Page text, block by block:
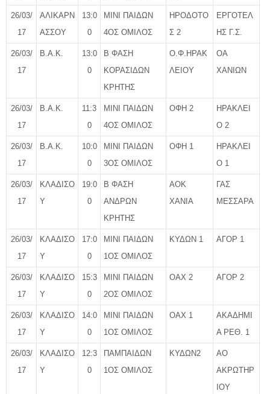
26/03/
17
ΑΛΙΚΑΡΝ
ΑΣΣΟΥ
13:0
0
ΜΙΝΙ ΠΑΙΔΩΝ
4ΟΣ ΟΜΙΛΟΣ
ΗΡΟΔΟΤΟ
Σ 2
ΕΡΓΟΤΕΛ
ΗΣ Γ.Σ.
26/03/
17
Β.Α.Κ.
13:0
0
Β ΦΑΣΗ
ΚΟΡΑΣΙΔΩΝ
ΚΡΗΤΗΣ
Ο.Φ.ΗΡΑΚ
ΛΕΙΟΥ
ΟΑ
ΧΑΝΙΩΝ
26/03/
17
Β.Α.Κ.
11:3
0
ΜΙΝΙ ΠΑΙΔΩΝ
4ΟΣ ΟΜΙΛΟΣ
ΟΦΗ 2
ΗΡΑΚΛΕΙ
Ο 2
26/03/
17
Β.Α.Κ.
10:0
0
ΜΙΝΙ ΠΑΙΔΩΝ
3ΟΣ ΟΜΙΛΟΣ
ΟΦΗ 1
ΗΡΑΚΛΕΙ
Ο 1
26/03/
17
ΚΛΑΔΙΣΟ
Υ
19:0
0
Β ΦΑΣΗ
ΑΝΔΡΩΝ
ΚΡΗΤΗΣ
AOK
XANIA
ΓΑΣ
ΜΕΣΣΑΡΑ
26/03/
17
ΚΛΑΔΙΣΟ
Υ
17:0
0
ΜΙΝΙ ΠΑΙΔΩΝ
1ΟΣ ΟΜΙΛΟΣ
ΚΥΔΩΝ 1 ΑΓΟΡ 1
26/03/
17
ΚΛΑΔΙΣΟ
Υ
15:3
0
ΜΙΝΙ ΠΑΙΔΩΝ
2ΟΣ ΟΜΙΛΟΣ
ΟΑΧ 2 ΑΓΟΡ 2
26/03/
17
ΚΛΑΔΙΣΟ
Υ
14:0
0
ΜΙΝΙ ΠΑΙΔΩΝ
1ΟΣ ΟΜΙΛΟΣ
ΟΑΧ 1
ΑΚΑΔΗΜΙ
Α ΡΕΘ. 1
26/03/
17
ΚΛΑΔΙΣΟ
Υ
12:3
0
ΠΑΜΠΑΙΔΩΝ
1ΟΣ ΟΜΙΛΟΣ
ΚΥΔΩΝ2
ΑΟ
ΑΚΡΩΤΗΡ
ΙΟΥ